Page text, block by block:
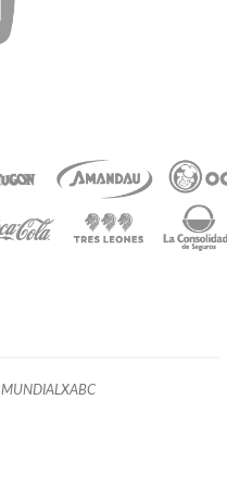
MUNDIALXABC